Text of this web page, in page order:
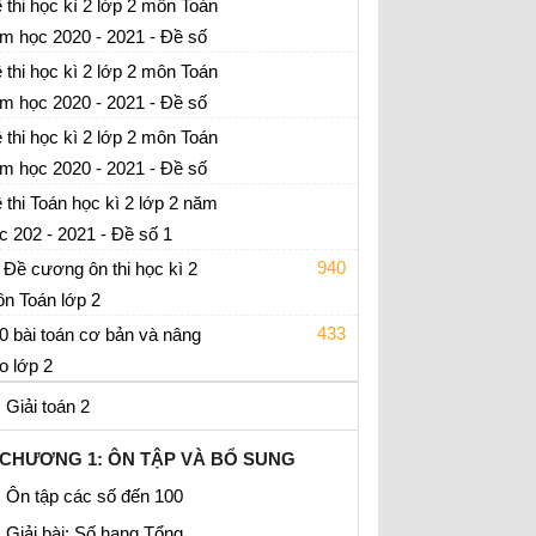
thi học kì 2 lớp 2 môn Toán
học 2020 - 2021 - Đề số
thi cuối học kì 2 môn Toán lớp 2 - có đáp án
thi học kì 2 lớp 2 môn Toán
học 2020 - 2021 - Đề số
thi cuối học kì 2 môn Toán lớp 2 - có đáp án
thi học kì 2 lớp 2 môn Toán
học 2020 - 2021 - Đề số
thi cuối học kì 2 môn Toán lớp 2 - có đáp án
thi Toán học kì 2 lớp 2 năm
202 - 2021 - Đề số 1
thi cuối học kì 2 môn Toán lớp 2 - có đáp án
Đề cương ôn thi học kì 2
Toán lớp 2
940
ôn tập cuối kì 2
bài toán cơ bản và nâng
lớp 2
433
Giải toán 2
CHƯƠNG 1: ÔN TẬP VÀ BỔ SUNG
Ôn tập các số đến 100